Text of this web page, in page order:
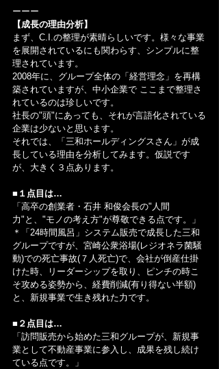
ーーー
【成長の理由分析】
まず、C.I.の整理が素晴らしいです。様々な事業
を展開されているにも関わらす、シンプルに整
理されています。
2008年に、グループ全体の「経営理念」を再構
築されていますが、中小企業で ここまで整理さ
れているのは珍しいです。
社長の"頭"にあっても、それが言語化されている
企業は少ないと思います。
それでは、「三和ホールディングスさん」が成
長している理由を分析してみます。仮説です
が、大きく３点あります。
■１点目は…
「高卒の創業者・石井 和俊会長の"人間
力"と、"モノの考え方"が尊敬できる点です。」
＊「24時間風呂」システム販売で成長した三和
グループですが、宮崎公衆浴場(レジオネラ菌騒
動)での死亡事故(７人死亡)で、会社が倒産仕掛
けた時、リーダーシップを取り、ピンチの時こ
そ攻める姿勢から、経費削減(有り得ない半額)
と、新規事業で生き残れた力です。
■２点目は…
「訪問販売から始めた三和グループが、新規事
業として不動産事業に参入し、成果を残し続け
ている点です。」